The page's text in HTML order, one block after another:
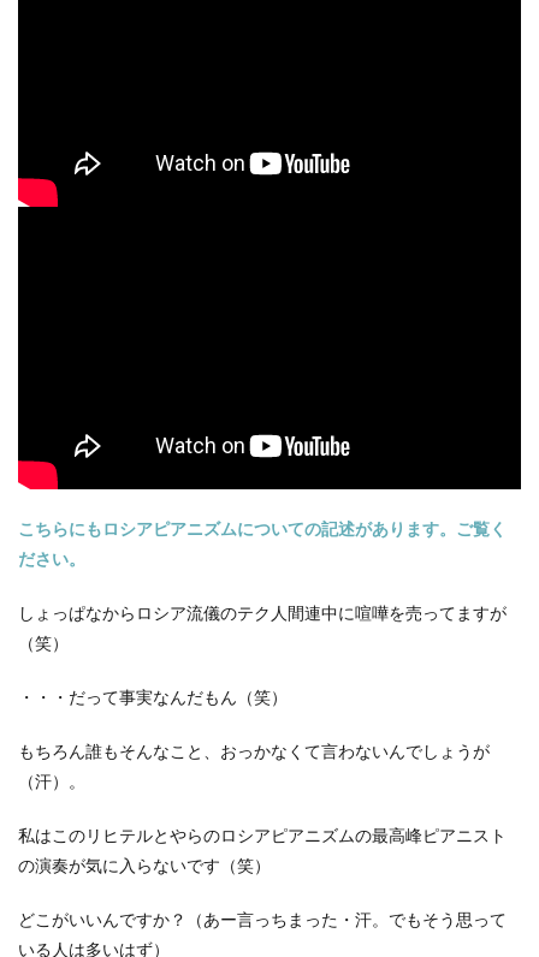
こちらにもロシアピアニズムについての記述があります。ご覧く
ださい。
しょっぱなからロシア流儀のテク人間連中に喧嘩を売ってますが
（笑）
・・・だって事実なんだもん（笑）
もちろん誰もそんなこと、おっかなくて言わないんでしょうが
（汗）。
私はこのリヒテルとやらのロシアピアニズムの最高峰ピアニスト
の演奏が気に入らないです（笑）
どこがいいんですか？（あー言っちまった・汗。でもそう思って
いる人は多いはず）